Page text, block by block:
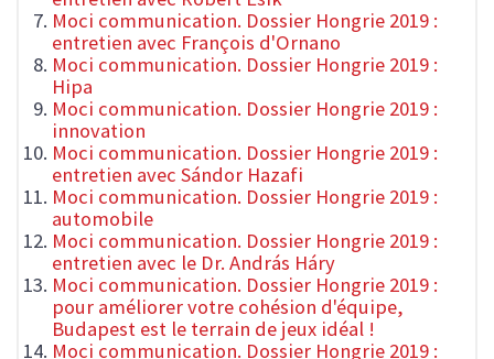
Moci communication. Dossier Hongrie 2019 :
entretien avec François d'Ornano
Moci communication. Dossier Hongrie 2019 :
Hipa
Moci communication. Dossier Hongrie 2019 :
innovation
Moci communication. Dossier Hongrie 2019 :
entretien avec Sándor Hazafi
Moci communication. Dossier Hongrie 2019 :
automobile
Moci communication. Dossier Hongrie 2019 :
entretien avec le Dr. András Háry
Moci communication. Dossier Hongrie 2019 :
pour améliorer votre cohésion d'équipe,
Budapest est le terrain de jeux idéal !
Moci communication. Dossier Hongrie 2019 :